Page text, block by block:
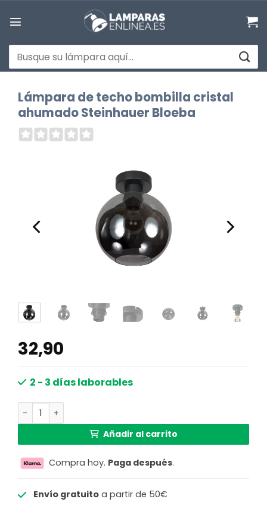
Buscar
por:
Lámpara de techo bombilla cristal
ahumado Steinhauer Bloeba
32,90
2 - 3 días laborables
Lámpara de techo bombilla cristal ahumado Steinhauer
Añadir al carrito
Compra hoy. Paga después.
Envío gratuitoa partir de 50€